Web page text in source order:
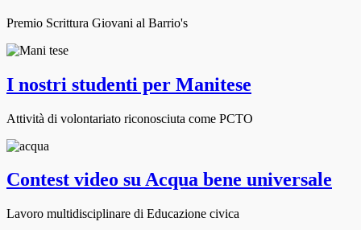
Premio Scrittura Giovani al Barrio's
I nostri studenti per Manitese
Attività di volontariato riconosciuta come PCTO
Contest video su Acqua bene universale
Lavoro multidisciplinare di Educazione civica